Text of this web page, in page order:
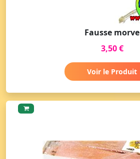
Fausse morve
3,50 €
Voir le Produit